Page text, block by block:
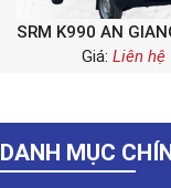
SRM K990 AN
Giá: Liên hệ
DANH MỤC